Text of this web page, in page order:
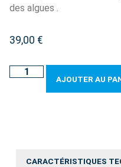
des algues .
39,00 €
AJOUTER AU
CARACTÉRISTIQUES